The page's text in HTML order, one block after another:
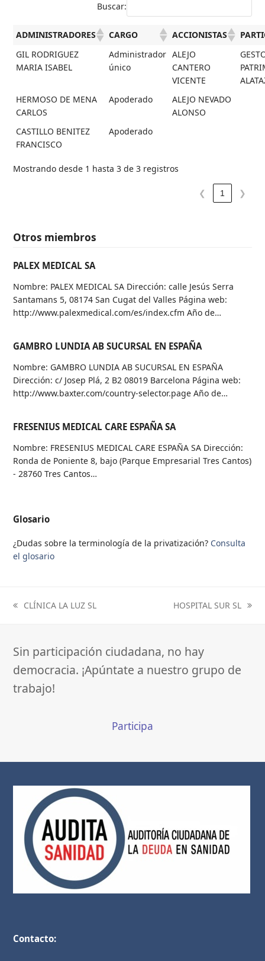
Buscar:
ADMINISTRADORES CARGO ACCIONISTAS
GIL RODRIGUEZ
MARIA ISABEL
Administrador
único
ALEJO
CANTERO
VICENTE
HERMOSO DE MENA
CARLOS
Apoderado
ALEJO NEVADO
ALONSO
CASTILLO BENITEZ
FRANCISCO
Apoderado
Mostrando desde 1 hasta 3 de 3 registros
❮ 1 ❯
Otros miembros
PALEX MEDICAL SA
Nombre: PALEX MEDICAL SA Dirección: calle Jesús Serra
Santamans 5, 08174 San Cugat del Valles Página web:
http://www.palexmedical.com/es/index.cfm Año de…
GAMBRO LUNDIA AB SUCURSAL EN ESPAÑA
Nombre: GAMBRO LUNDIA AB SUCURSAL EN ESPAÑA
Dirección: c/ Josep Plá, 2 B2 08019 Barcelona Página web:
http://www.baxter.com/country-selector.page Año de…
FRESENIUS MEDICAL CARE ESPAÑA SA
Nombre: FRESENIUS MEDICAL CARE ESPAÑA SA Dirección:
Ronda de Poniente 8, bajo (Parque Empresarial Tres Cantos)
- 28760 Tres Cantos…
Glosario
¿Dudas sobre la terminología de la privatización? Consulta
el glosario
previous
CLÍNICA LA LUZ SL
next
HOSPITAL SUR SL
Sin participación ciudadana, no hay
democracia. ¡Apúntate a nuestro grupo de
trabajo!
Participa
Contacto: